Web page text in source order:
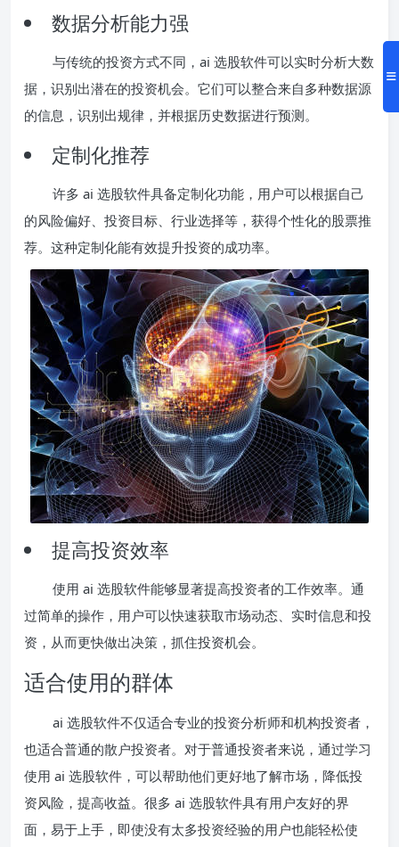
数据分析能力强
与传统的投资方式不同，ai 选股软件可以实时分析大数
据，识别出潜在的投资机会。它们可以整合来自多种数据源
的信息，识别出规律，并根据历史数据进行预测。
定制化推荐
许多 ai 选股软件具备定制化功能，用户可以根据自己
的风险偏好、投资目标、行业选择等，获得个性化的股票推
荐。这种定制化能有效提升投资的成功率。
提高投资效率
使用 ai 选股软件能够显著提高投资者的工作效率。通
过简单的操作，用户可以快速获取市场动态、实时信息和投
资，从而更快做出决策，抓住投资机会。
适合使用的群体
ai 选股软件不仅适合专业的投资分析师和机构投资者，
也适合普通的散户投资者。对于普通投资者来说，通过学习
使用 ai 选股软件，可以帮助他们更好地了解市场，降低投
资风险，提高收益。很多 ai 选股软件具有用户友好的界
面，易于上手，即使没有太多投资经验的用户也能轻松使